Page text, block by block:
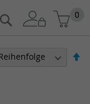
Zum
Inhalt
0
Suche